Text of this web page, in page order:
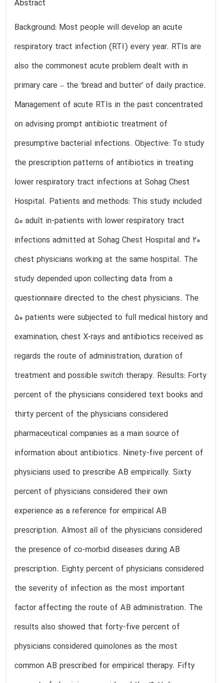
Abstract
Background: Most people will develop an acute
respiratory tract infection (RTI) every year. RTIs are
also the commonest acute problem dealt with in
primary care – the ‘bread and butter’ of daily practice.
Management of acute RTIs in the past concentrated
on advising prompt antibiotic treatment of
presumptive bacterial infections. Objective: To study
the prescription patterns of antibiotics in treating
lower respiratory tract infections at Sohag Chest
Hospital. Patients and methods: This study included
50 adult in-patients with lower respiratory tract
infections admitted at Sohag Chest Hospital and 20
chest physicians working at the same hospital. The
study depended upon collecting data from a
questionnaire directed to the chest physicians. The
50 patients were subjected to full medical history and
examination, chest X-rays and antibiotics received as
regards the route of administration, duration of
treatment and possible switch therapy. Results: Forty
percent of the physicians considered text books and
thirty percent of the physicians considered
pharmaceutical companies as a main source of
information about antibiotics. Ninety-five percent of
physicians used to prescribe AB empirically. Sixty
percent of physicians considered their own
experience as a reference for empirical AB
prescription. Almost all of the physicians considered
the presence of co-morbid diseases during AB
prescription. Eighty percent of physicians considered
the severity of infection as the most important
factor affecting the route of AB administration. The
results also showed that forty-five percent of
physicians considered quinolones as the most
common AB prescribed for empirical therapy. Fifty